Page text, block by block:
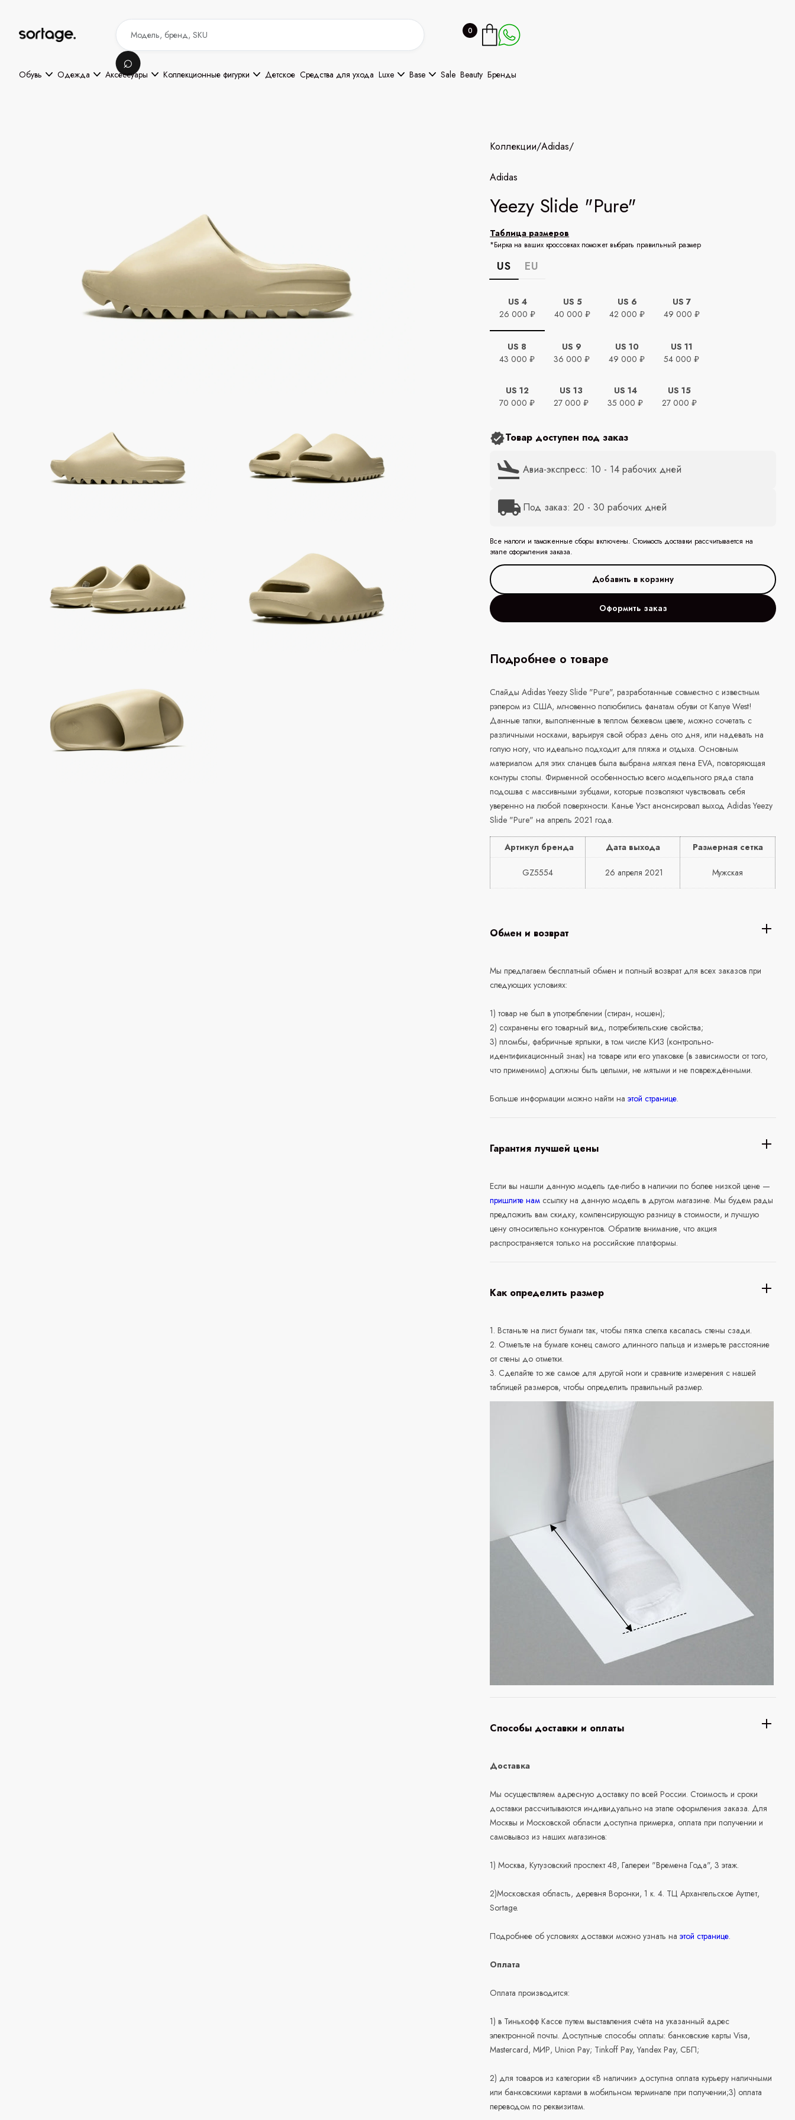
0
Обувь Одежда Аксессуары Коллекционные фигурки Детское Средства для ухода Luxe Base Sale Beauty Бренды
Коллекции/Adidas/
Adidas
Yeezy Slide "Pure"
Таблица размеров
*Бирка на ваших кроссовках поможет выбрать правильный размер
US EU
US 4
26 000 ₽
US 5
40 000 ₽
US 6
42 000 ₽
US 7
49 000 ₽
US 8
43 000 ₽
US 9
36 000 ₽
US 10
49 000 ₽
US 11
54 000 ₽
US 12
70 000 ₽
US 13
27 000 ₽
US 14
35 000 ₽
US 15
27 000 ₽
Товар доступен под заказ
Авиа-экспресс: 10 - 14 рабочих дней
Под заказ: 20 - 30 рабочих дней
Все налоги и таможенные сборы включены. Стоимость доставки рассчитывается на
этапе оформления заказа.
Оформить заказ
Подробнее о товаре
Слайды Adidas Yeezy Slide "Pure", разработанные совместно с известным
рэпером из США, мгновенно полюбились фанатам обуви от Kanye West!
Данные тапки, выполненные в теплом бежевом цвете, можно сочетать с
различными носками, варьируя свой образ день ото дня, или надевать на
голую ногу, что идеально подходит для пляжа и отдыха. Основным
материалом для этих сланцев была выбрана мягкая пена EVA, повторяющая
контуры стопы. Фирменной особенностью всего модельного ряда стала
подошва с массивными зубцами, которые позволяют чувствовать себя
уверенно на любой поверхности. Канье Уэст анонсировал выход Adidas Yeezy
Slide "Pure" на апрель 2021 года.
Артикул бренда Дата выхода Размерная сетка
GZ5554 26 апреля 2021 Мужская
Обмен и возврат
Мы предлагаем бесплатный обмен и полный возврат для всех заказов при
следующих условиях:
1) товар не был в употреблении (стиран, ношен);
2) сохранены его товарный вид, потребительские свойства;
3) пломбы, фабричные ярлыки, в том числе КИЗ (контрольно-
идентификационный знак) на товаре или его упаковке (в зависимости от того,
что применимо) должны быть целыми, не мятыми и не повреждёнными.
Больше информации можно найти наэтой странице.
Гарантия лучшей цены
Если вы нашли данную модель где-либо в наличии по более низкой цене —
пришлите нам ссылку на данную модель в другом магазине. Мы будем рады
предложить вам скидку, компенсирующую разницу в стоимости, и лучшую
цену относительно конкурентов. Обратите внимание, что акция
распространяется только на российские платформы.
Как определить размер
1. Встаньте на лист бумаги так, чтобы пятка слегка касалась стены сзади.
2. Отметьте на бумаге конец самого длинного пальца и измерьте расстояние
от стены до отметки.
3. Сделайте то же самое для другой ноги и сравните измерения с нашей
таблицей размеров, чтобы определить правильный размер.
Способы доставки и оплаты
Доставка
Мы осуществляем адресную доставку по всей России. Стоимость и сроки
доставки рассчитываются индивидуально на этапе оформления заказа. Для
Москвы и Московской области доступна примерка, оплата при получении и
самовывоз из наших магазинов:
1) Москва, Кутузовский проспект 48, Галереи "Времена Года", 3 этаж.
2)Московская область, деревня Воронки, 1 к. 4. ТЦ Архангельское Аутлет,
Sortage.
Подробнее об условиях доставки можно узнать наэтой странице.
Оплата
Оплата производится:
1) в Тинькофф Кассе путем выставления счёта на указанный адрес
электронной почты. Доступные способы оплаты: банковские карты Visa,
Mastercard, МИР, Union Pay; Tinkoff Pay, Yandex Pay, СБП;
2) для товаров из категории «В наличии» доступна оплата курьеру наличными
или банковскими картами в мобильном терминале при получении;3) оплата
переводом по реквизитам.